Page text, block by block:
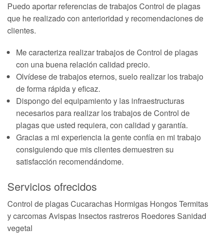
Puedo aportar referencias de trabajos Control de plagas
que he realizado con anterioridad y recomendaciones de
clientes.
Me caracteriza realizar trabajos de Control de plagas
con una buena relación calidad precio.
Olvídese de trabajos eternos, suelo realizar los trabajo
de forma rápida y eficaz.
Dispongo del equipamiento y las infraestructuras
necesarios para realizar los trabajos de Control de
plagas que usted requiera, con calidad y garantía.
Gracias a mi experiencia la gente confía en mi trabajo
consiguiendo que mis clientes demuestren su
satisfacción recomendándome.
Servicios ofrecidos
Control de plagas Cucarachas Hormigas Hongos Termitas
y carcomas Avispas Insectos rastreros Roedores Sanidad
vegetal